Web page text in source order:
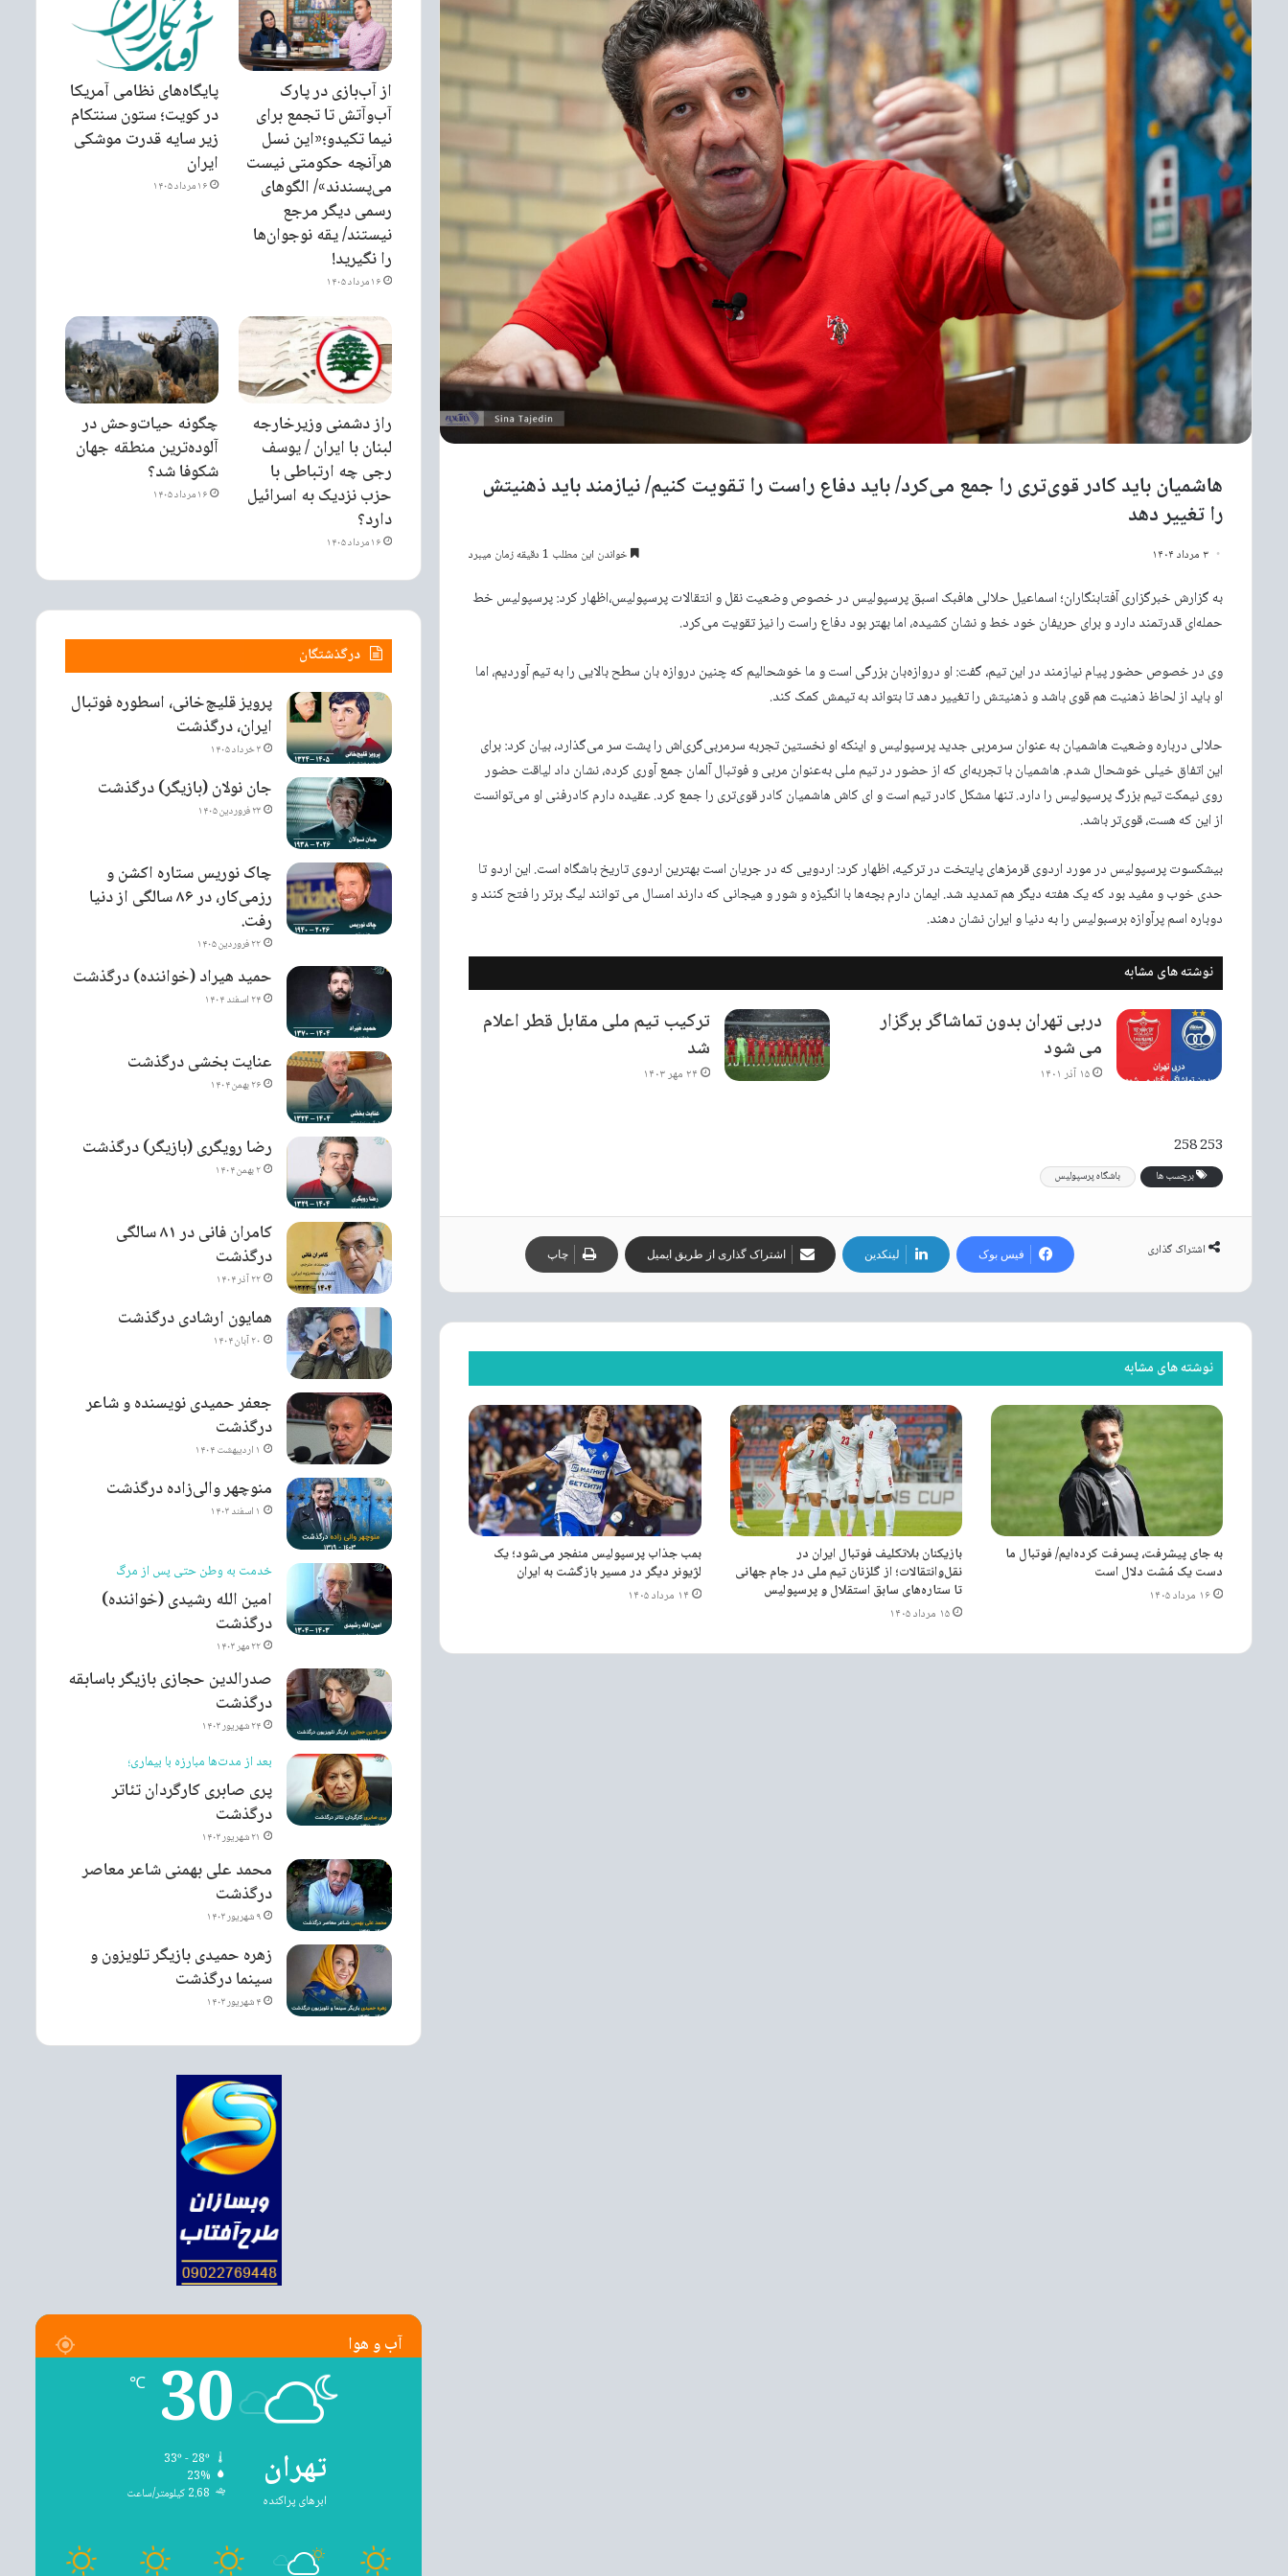
هاشمیان باید کادر قوی‌تری را جمع می‌کرد/ باید دفاع راست را تقویت کنیم/ نیازمند باید ذهنیتش
را تغییر دهد
۳ مرداد ۱۴۰۴ خواندن این مطلب 1 دقیقه زمان میبرد
به گزارش خبرگزاری آفتابنگاران؛ اسماعیل حلالی هافبک اسبق پرسپولیس در خصوص وضعیت نقل و انتقالات پرسپولیس،اظهار کرد: پرسپولیس خط
حمله‌ای قدرتمند دارد و برای حریفان خود خط و نشان کشیده، اما بهتر بود دفاع راست را نیز تقویت می‌کرد.
وی در خصوص حضور پیام نیازمند در این تیم، گفت: او دروازه‌بان بزرگی است و ما خوشحالیم که چنین دروازه بان سطح بالایی را به تیم آوردیم، اما
او باید از لحاظ ذهنیت هم قوی باشد و ذهنیتش را تغییر دهد تا بتواند به تیمش کمک کند.
حلالی درباره وضعیت هاشمیان به عنوان سرمربی جدید پرسپولیس و اینکه او نخستین تجربه سرمربی‌گری‌اش را پشت سر می‌گذارد، بیان کرد: برای
این اتفاق خیلی خوشحال شدم. هاشمیان با تجربه‌ای که از حضور در تیم ملی به‌عنوان مربی و فوتبال آلمان جمع آوری کرده، نشان داد لیاقت حضور
روی نیمکت تیم بزرگ پرسپولیس را دارد. تنها مشکل کادر تیم است و ای کاش هاشمیان کادر قوی‌تری را جمع کرد. عقیده دارم کادرفنی او می‌توانست
از این که هست، قوی‌تر باشد.
بیشکسوت پرسپولیس در مورد اردوی قرمزهای پایتخت در ترکیه، اظهار کرد: اردویی که در جریان است بهترین اردوی تاریخ باشگاه است. این اردو تا
حدی خوب و مفید بود که یک هفته دیگر هم تمدید شد. ایمان دارم بچه‌ها با انگیزه و شور و هیجانی که دارند امسال می توانند لیگ برتر را فتح کنند و
دوباره اسم پرآوازه برسبولیس را به دنیا و ایران نشان دهند.
نوشته های مشابه
دربی تهران بدون تماشاگر برگزار
می شود
۱۵ آذر ۱۴۰۱
ترکیب تیم ملی مقابل قطر اعلام
شد
۲۴ مهر ۱۴۰۳
253 258
برچسب ها باشگاه پرسپولیس
اشتراک گذاری فیس بوک لینکدین اشتراک گذاری از طریق ایمیل چاپ
نوشته های مشابه
به جای پیشرفت، پسرفت کرده‌ایم/ فوتبال ما
دست یک مُشت دلال است
۱۶ مرداد ۱۴۰۵
بازیکنان بلاتکلیف فوتبال ایران در
نقل‌وانتقالات؛ از گلزنان تیم ملی در جام جهانی
تا ستاره‌های سابق استقلال و پرسپولیس
۱۵ مرداد ۱۴۰۵
بمب جذاب پرسپولیس منفجر می‌شود؛ یک
لژیونر دیگر در مسیر بازگشت به ایران
۱۴ مرداد ۱۴۰۵
از آب‌بازی در پارک
آب‌وآتش تا تجمع برای
نیما تکیدو؛«این نسل
هرآنچه حکومتی نیست
می‌پسندند»/ الگوهای
رسمی دیگر مرجع
نیستند/ یقه نوجوان‌ها
را نگیرید!
۱۶ مرداد ۱۴۰۵
پایگاه‌های نظامی آمریکا
در کویت؛ ستون سنتکام
زیر سایه قدرت موشکی
ایران
۱۶ مرداد ۱۴۰۵
راز دشمنی وزیرخارجه
لبنان با ایران / یوسف
رجی چه ارتباطی با
حزب نزدیک به اسرائیل
دارد؟
۱۶ مرداد ۱۴۰۵
چگونه حیات‌وحش در
آلوده‌ترین منطقه جهان
شکوفا شد؟
۱۶ مرداد ۱۴۰۵
درگذشتگان
پرویز قلیچ‌خانی، اسطوره فوتبال
ایران، درگذشت
۳ خرداد ۱۴۰۵
جان نولان (بازیگر) درگذشت
۲۳ فروردین ۱۴۰۵
چاک نوریس ستاره اکشن و
رزمی‌کار، در ۸۶ سالگی از دنیا
رفت.
۲۲ فروردین ۱۴۰۵
حمید هیراد (خواننده) درگذشت
۲۴ اسفند ۱۴۰۴
عنایت بخشی درگذشت
۲۶ بهمن ۱۴۰۴
رضا رویگری (بازیگر) درگذشت
۲ بهمن ۱۴۰۴
کامران فانی در ۸۱ سالگی
درگذشت
۲۲ آذر ۱۴۰۴
همایون ارشادی درگذشت
۲۰ آبان ۱۴۰۴
جعفر حمیدی نویسنده و شاعر
درگذشت
۱ اردیبهشت ۱۴۰۴
منوچهر والی‌زاده درگذشت
۱ اسفند ۱۴۰۳
خدمت به وطن حتی پس از مرگ
امین الله رشیدی (خواننده)
درگذشت
۲۲ مهر ۱۴۰۳
صدرالدین حجازی بازیگر باسابقه
درگذشت
۲۴ شهریور ۱۴۰۳
بعد از مدت‌ها مبارزه با بیماری؛
پری صابری کارگردان تئاتر
درگذشت
۲۱ شهریور ۱۴۰۳
محمد علی بهمنی شاعر معاصر
درگذشت
۹ شهریور ۱۴۰۳
زهره حمیدی بازیگر تلویزون و
سینما درگذشت
۴ شهریور ۱۴۰۳
آب و هوا
تهران
ابرهای پراکنده
30
℃
23%
2.68 کیلومتر/ساعت